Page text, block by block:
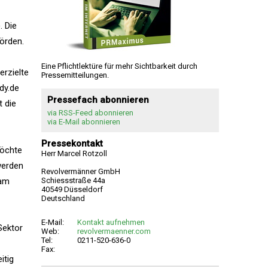
Die
die
Eine Pflichtlektüre für mehr Sichtbarkeit durch
Pressemitteilungen.
Pressefach abonnieren
via RSS-Feed abonnieren
via E-Mail abonnieren
Pressekontakt
Herr Marcel Rotzoll
Revolvermänner GmbH
Schiessstraße 44a
40549 Düsseldorf
Deutschland
E-Mail:
Kontakt aufnehmen
Web:
revolvermaenner.com
Tel:
0211-520-636-0
Fax: